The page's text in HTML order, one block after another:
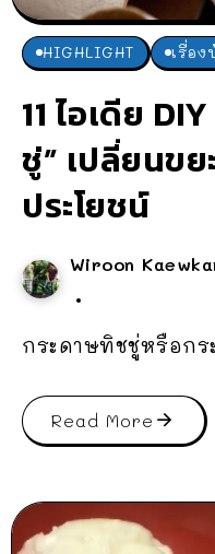
HIGHLIGHT เรื่อ
11 ไอเดีย
ชู่” เปลี่ยนขย
ประโยชน์
Wiroon
กระดาษทิชชู่หรือกร
Read More